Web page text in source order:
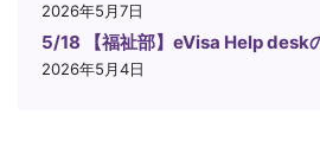
2026年5月7日
5/18 【福祉部】eVisa Help desk
2026年5月4日